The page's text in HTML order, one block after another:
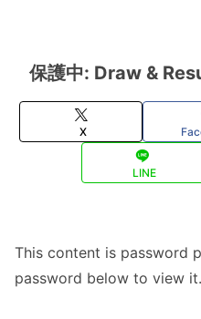
保護中: Draw &
X
LINE
This content is password
password below to view it.